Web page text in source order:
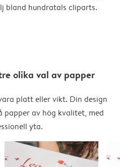
bland hundratals cliparts.
olika val av papper
platt eller vikt. Din design
av hög kvalitet, med
yta.